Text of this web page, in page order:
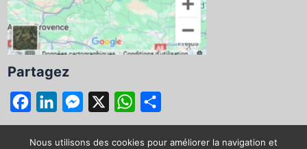
Partagez
a
c
i
n
e
s
W
h
a
a
r
Nous utilisons des cookies pour améliorer la navigation et